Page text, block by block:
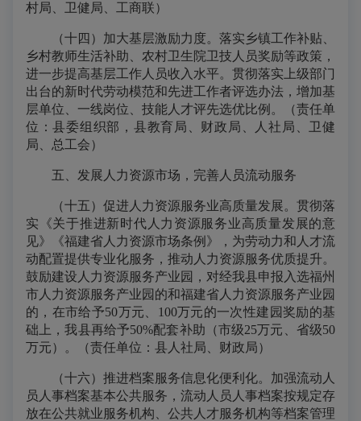
村局、卫健局、工商联）
（十四）加大基层激励力度。落实乡镇工作补贴、
乡村教师生活补助、农村卫生院卫技人员奖励等政策，
进一步提高基层工作人员收入水平。贯彻落实上级部门
出台的新时代劳动模范和先进工作者评选办法，增加基
层单位、一线岗位、技能人才评先选优比例。（责任单
位：县委组织部，县教育局、财政局、人社局、卫健
局、总工会）
五、发展人力资源市场，完善人员流动服务
（十五）促进人力资源服务业高质量发展。贯彻落
实《关于推进新时代人力资源服务业高质量发展的意
见》《福建省人力资源市场条例》，为劳动力和人才流
动配置提供专业化服务，推动人力资源服务优质提升。
鼓励建设人力资源服务产业园，对经我县申报入选福州
市人力资源服务产业园的和福建省人力资源服务产业园
的，在市给予50万元、100万元的一次性建园奖励的基
础上，我县再给予50%配套补助（市级25万元、省级50
万元）。（责任单位：县人社局、财政局）
（十六）推进档案服务信息化便利化。加强流动人
员人事档案基本公共服务，流动人员人事档案按规定存
放在公共就业服务机构、公共人才服务机构等档案管理